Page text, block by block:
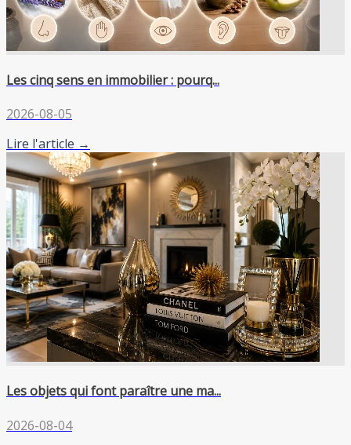
Les cinq sens en immobilier : pourq...
2026-08-05
Lire l'article →
Les objets qui font paraître une ma...
2026-08-04